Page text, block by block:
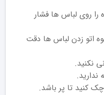
روی لباس ها فشار
اتو زدن لباس ها دقت
نکنید.
کنید تا پر باشد.